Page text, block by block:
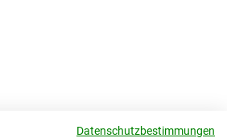
Datenschutzbestimmungen